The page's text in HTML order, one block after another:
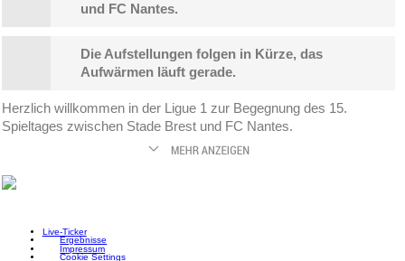
und FC Nantes.
Die Aufstellungen folgen in Kürze, das
Aufwärmen läuft gerade.
Herzlich willkommen in der Ligue 1 zur Begegnung des 15.
Spieltages zwischen Stade Brest und FC Nantes.
Live-Ticker
Ergebnisse
Impressum
Cookie Settings